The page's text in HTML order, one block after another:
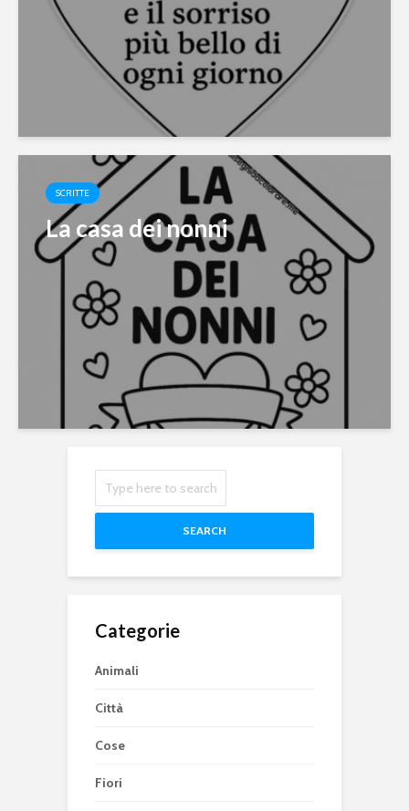
SCRITTE
La casa dei nonni
SEARCH
Categorie
Animali
Città
Cose
Fiori